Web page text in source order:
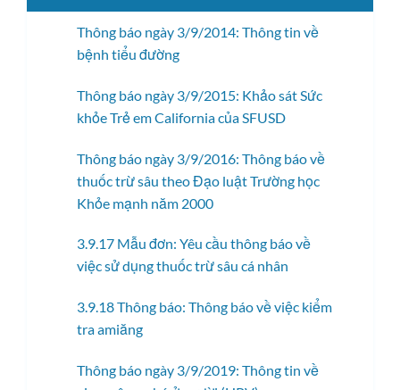
Thông báo ngày 3/9/2014: Thông tin về
bệnh tiểu đường
Thông báo ngày 3/9/2015: Khảo sát Sức
khỏe Trẻ em California của SFUSD
Thông báo ngày 3/9/2016: Thông báo về
thuốc trừ sâu theo Đạo luật Trường học
Khỏe mạnh năm 2000
3.9.17 Mẫu đơn: Yêu cầu thông báo về
việc sử dụng thuốc trừ sâu cá nhân
3.9.18 Thông báo: Thông báo về việc kiểm
tra amiăng
Thông báo ngày 3/9/2019: Thông tin về